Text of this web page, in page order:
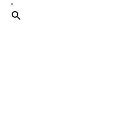
×